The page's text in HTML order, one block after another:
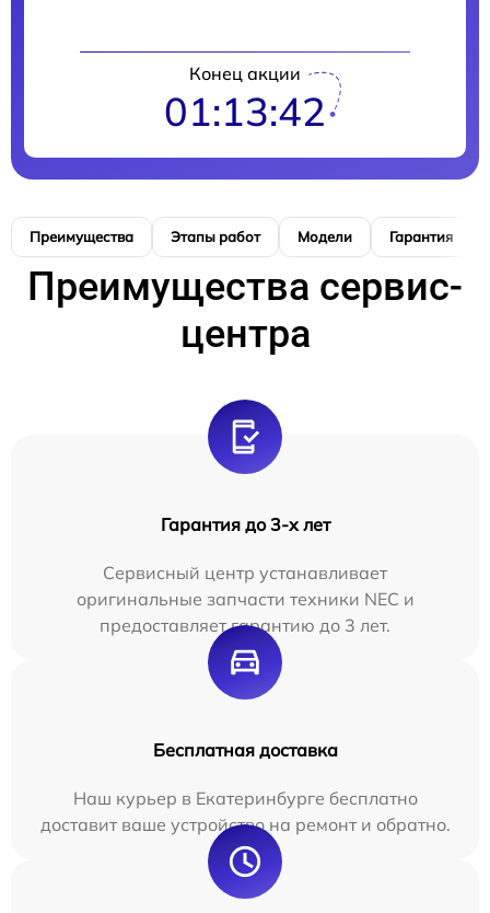
Конец акции
01:13:41
Преимущества Этапы работ Модели Гарантия
Преимущества сервис-
центра
Гарантия до 3-х лет
Сервисный центр устанавливает
оригинальные запчасти техники NEC и
предоставляет гарантию до 3 лет.
Бесплатная доставка
Наш курьер в Екатеринбурге бесплатно
доставит ваше устройство на ремонт и обратно.